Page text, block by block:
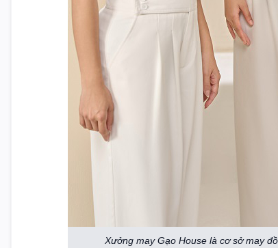
Xưởng may Gạo House là cơ sở may